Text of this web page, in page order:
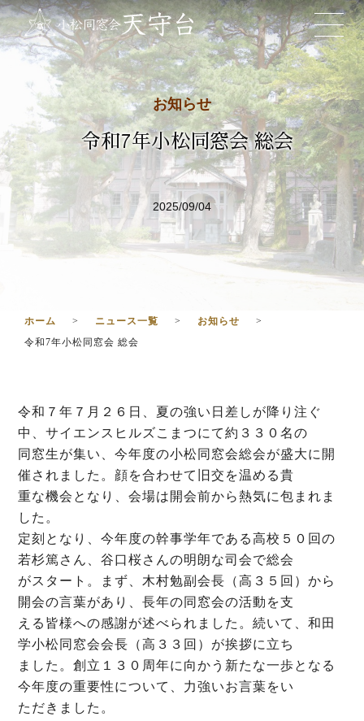
お知らせ
令和7年小松同窓会 総会
2025/09/04
ホーム ニュース一覧
お知らせ
令和7年小松同窓会 総会
令和７年７月２６日、夏の強い日差しが降り注ぐ
中、サイエンスヒルズこまつにて約３３０名の
同窓生が集い、今年度の小松同窓会総会が盛大に開
催されました。顔を合わせて旧交を温める貴
重な機会となり、会場は開会前から熱気に包まれま
した。
定刻となり、今年度の幹事学年である高校５０回の
若杉篤さん、谷口桜さんの明朗な司会で総会
がスタート。まず、木村勉副会長（高３５回）から
開会の言葉があり、長年の同窓会の活動を支
える皆様への感謝が述べられました。続いて、和田
学小松同窓会会長（高３３回）が挨拶に立ち
ました。創立１３０周年に向かう新たな一歩となる
今年度の重要性について、力強いお言葉をい
ただきました。